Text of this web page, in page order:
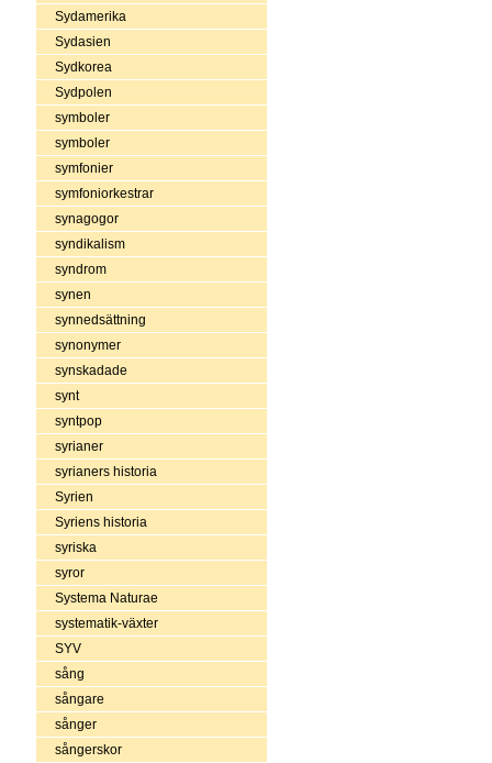
Sydamerika
Sydasien
Sydkorea
Sydpolen
symboler
symboler
symfonier
symfoniorkestrar
synagogor
syndikalism
syndrom
synen
synnedsättning
synonymer
synskadade
synt
syntpop
syrianer
syrianers historia
Syrien
Syriens historia
syriska
syror
Systema Naturae
systematik-växter
SYV
sång
sångare
sånger
sångerskor